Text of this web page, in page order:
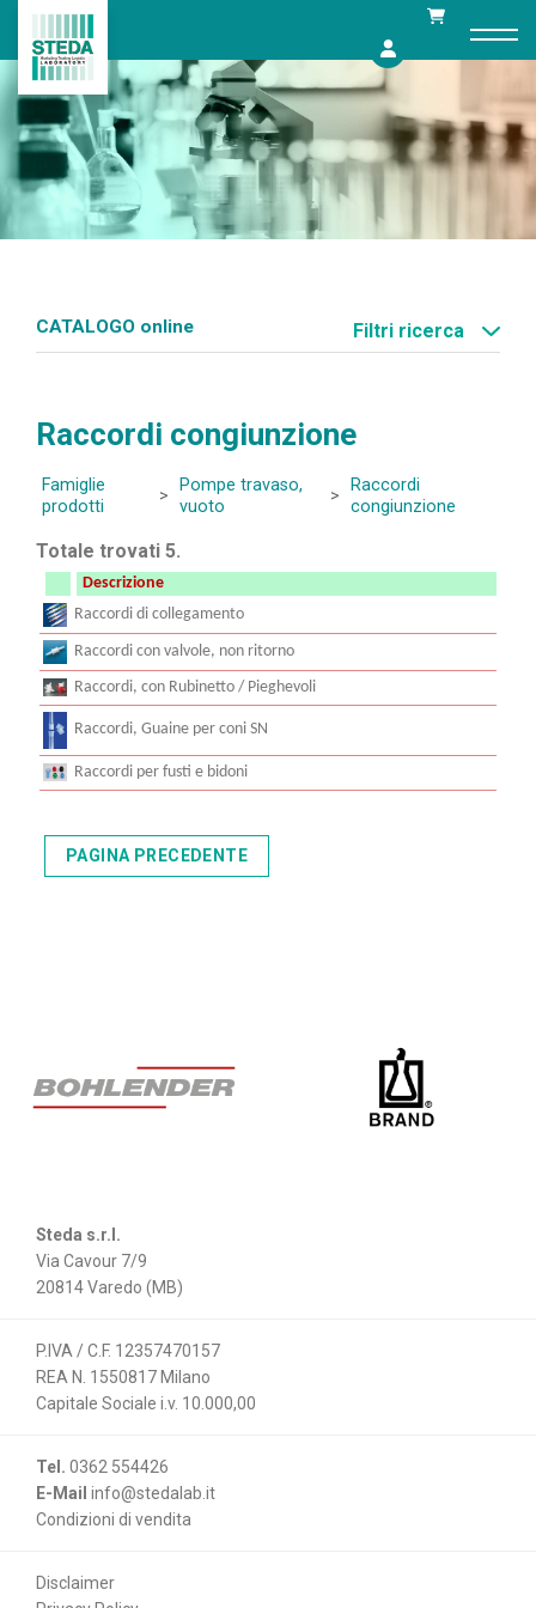
content
CATALOGO online Filtri ricerca
Raccordi congiunzione
Famiglie
prodotti
>
Pompe travaso,
vuoto
>
Raccordi
congiunzione
Totale trovati 5.
Descrizione
Raccordi di collegamento
Raccordi con valvole, non ritorno
Raccordi, con Rubinetto / Pieghevoli
Raccordi, Guaine per coni SN
Raccordi per fusti e bidoni
Steda s.r.l.
Via Cavour 7/9
20814 Varedo (MB)
P.IVA / C.F. 12357470157
REA N. 1550817 Milano
Capitale Sociale i.v. 10.000,00
Tel. 0362 554426
E-Mail info@stedalab.it
Condizioni di vendita
Disclaimer